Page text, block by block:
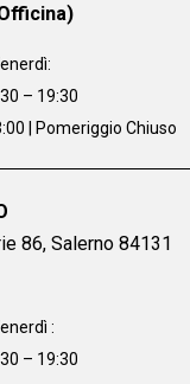
– 19:30
| Pomeriggio Chiuso
86, Salerno 84131
:
– 19:30